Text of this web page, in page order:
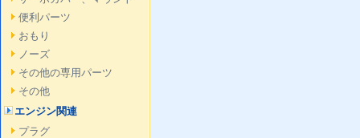
便利パーツ
おもり
ノーズ
その他の専用パーツ
その他
エンジン関連
プラグ